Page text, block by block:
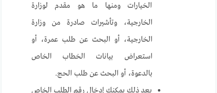
الخيارات ومنها ما هو مقدم لوزارة
الخارجية، وتأشيرات صادرة من وزارة
الخارجية، أو البحث عن طلب عمرة، أو
استعراض بيانات الخطاب الخاص
بالدعوة، أو البحث عن طلب الحج.
بعد ذلك يمكنك إدخال رقم الطلب الخاص